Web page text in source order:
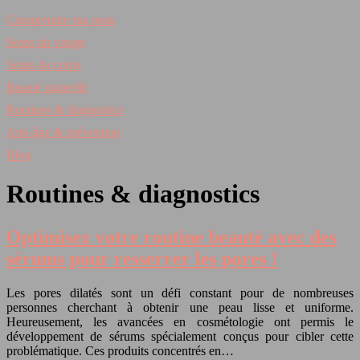
Comprendre ma peau
Soins du visage
Soins du corps
Beauté naturelle
Routines & diagnostics
Anti‑âge & prévention
Blog
Routines & diagnostics
Optimisez votre routine beauté avec des
sérums pour resserrer les pores !
Les pores dilatés sont un défi constant pour de nombreuses
personnes cherchant à obtenir une peau lisse et uniforme.
Heureusement, les avancées en cosmétologie ont permis le
développement de sérums spécialement conçus pour cibler cette
problématique. Ces produits concentrés en…